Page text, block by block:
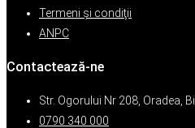
Termeni şi condiţii
ANPC
Contactează-ne
Str. Ogorului Nr 208, Oradea,
0790 340 000